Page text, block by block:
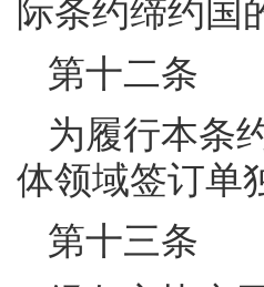
际条约缔约国
第十二条
为履行本条
体领域签订单
第十三条